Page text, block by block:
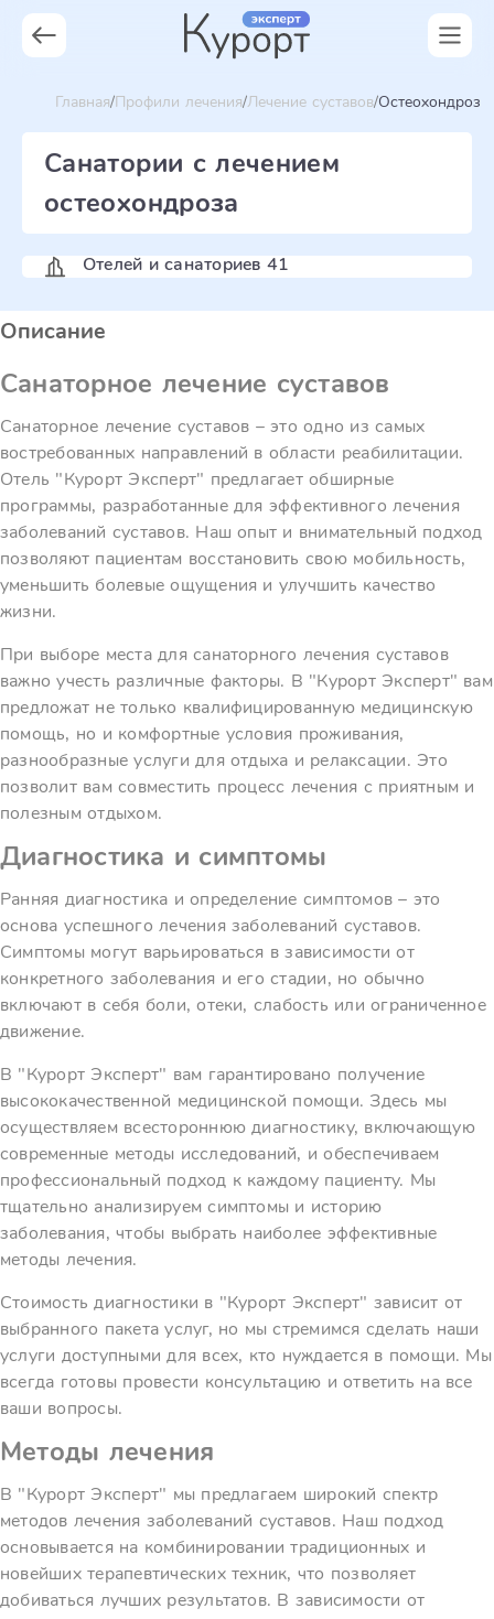
Главная Профили лечения Лечение суставов Остеохондроз
Санатории с лечением
остеохондроза
Отелей и санаториев 41
Описание
Санаторное лечение суставов
Санаторное лечение суставов – это одно из самых
востребованных направлений в области реабилитации.
Отель "Курорт Эксперт" предлагает обширные
программы, разработанные для эффективного лечения
заболеваний суставов. Наш опыт и внимательный подход
позволяют пациентам восстановить свою мобильность,
уменьшить болевые ощущения и улучшить качество
жизни.
При выборе места для санаторного лечения суставов
важно учесть различные факторы. В "Курорт Эксперт" вам
предложат не только квалифицированную медицинскую
помощь, но и комфортные условия проживания,
разнообразные услуги для отдыха и релаксации. Это
позволит вам совместить процесс лечения с приятным и
полезным отдыхом.
Диагностика и симптомы
Ранняя диагностика и определение симптомов – это
основа успешного лечения заболеваний суставов.
Симптомы могут варьироваться в зависимости от
конкретного заболевания и его стадии, но обычно
включают в себя боли, отеки, слабость или ограниченное
движение.
В "Курорт Эксперт" вам гарантировано получение
высококачественной медицинской помощи. Здесь мы
осуществляем всестороннюю диагностику, включающую
современные методы исследований, и обеспечиваем
профессиональный подход к каждому пациенту. Мы
тщательно анализируем симптомы и историю
заболевания, чтобы выбрать наиболее эффективные
методы лечения.
Стоимость диагностики в "Курорт Эксперт" зависит от
выбранного пакета услуг, но мы стремимся сделать наши
услуги доступными для всех, кто нуждается в помощи. Мы
всегда готовы провести консультацию и ответить на все
ваши вопросы.
Методы лечения
В "Курорт Эксперт" мы предлагаем широкий спектр
методов лечения заболеваний суставов. Наш подход
основывается на комбинировании традиционных и
новейших терапевтических техник, что позволяет
добиваться лучших результатов. В зависимости от